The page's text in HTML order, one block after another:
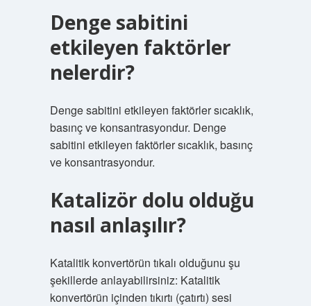
Denge sabitini
etkileyen faktörler
nelerdir?
Denge sabitini etkileyen faktörler sıcaklık,
basınç ve konsantrasyondur. Denge
sabitini etkileyen faktörler sıcaklık, basınç
ve konsantrasyondur.
Katalizör dolu olduğu
nasıl anlaşılır?
Katalitik konvertörün tıkalı olduğunu şu
şekillerde anlayabilirsiniz: Katalitik
konvertörün içinden tıkırtı (çatırtı) sesi